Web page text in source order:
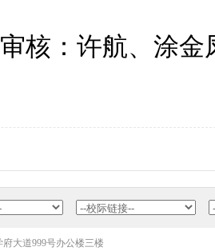
审核：许航、涂金
大道999号办公楼三楼